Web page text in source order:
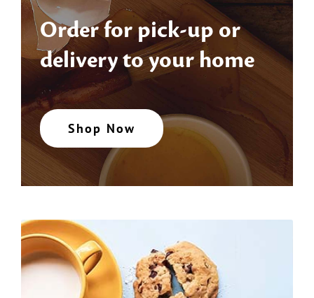
Order for pick-up or
delivery to your home
Shop Now